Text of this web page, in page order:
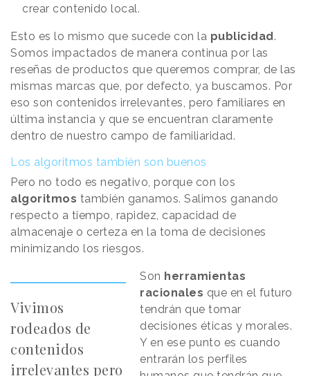
crear contenido local.
Esto es lo mismo que sucede con la publicidad .
Somos impactados de manera continua por las
reseñas de productos que queremos comprar, de las
mismas marcas que, por defecto, ya buscamos. Por
eso son contenidos irrelevantes, pero familiares en
última instancia y que se encuentran claramente
dentro de nuestro campo de familiaridad.
Los algoritmos también son buenos
Pero no todo es negativo, porque con los
algoritmos también ganamos. Salimos ganando
respecto a tiempo, rapidez, capacidad de
almacenaje o certeza en la toma de decisiones
minimizando los riesgos.
Vivimos
rodeados de
contenidos
irrelevantes pero
Son herramientas
racionales que en el futuro
tendrán que tomar
decisiones éticas y morales.
Y en ese punto es cuando
entrarán los perfiles